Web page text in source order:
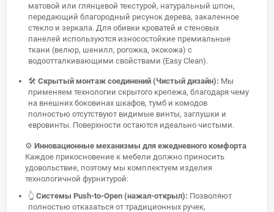
матовой или глянцевой текстурой, натуральный шпон,
передающий благородный рисунок дерева, закаленное
стекло и зеркала. Для обивки кроватей и стеновых
панелей используются износостойкие премиальные
ткани (велюр, шенилл, рогожка, экокожа) с
водоотталкивающими свойствами (Easy Clean).
🛠️ Скрытый монтаж соединений (Чистый дизайн): Мы
применяем технологии скрытого крепежа, благодаря чему
на внешних боковинах шкафов, тумб и комодов
полностью отсутствуют видимые винты, заглушки и
евровинты. Поверхности остаются идеально чистыми.
⚙️ Инновационные механизмы для ежедневного комфорта
Каждое прикосновение к мебели должно приносить
удовольствие, поэтому мы комплектуем изделия
технологичной фурнитурой:
👆 Системы Push-to-Open (нажал-открыл): Позволяют
полностью отказаться от традиционных ручек,